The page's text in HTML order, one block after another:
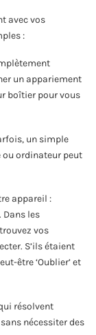
avec vos
:
un appariement
boîtier pour vous
un simple
ou ordinateur peut
appareil :
Dans les
vos
S’ils étaient
être ‘Oublier’ et
résolvent
nécessiter des